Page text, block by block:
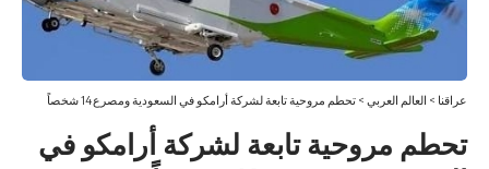
عراقنا > العالم العربي > تحطم مروحية تابعة لشركة أرامكو في السعودية ومصرع 14 شخصاً
تحطم مروحية تابعة لشركة أرامكو في